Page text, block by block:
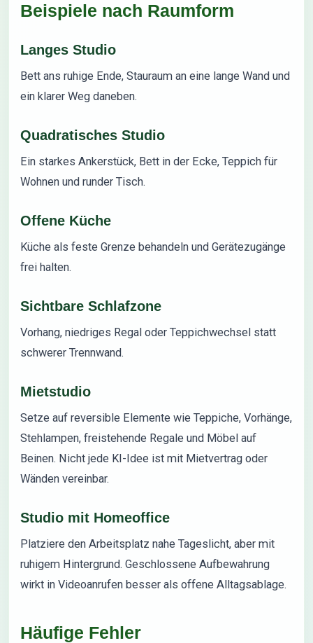
Beispiele nach Raumform
Langes Studio
Bett ans ruhige Ende, Stauraum an eine lange Wand und
ein klarer Weg daneben.
Quadratisches Studio
Ein starkes Ankerstück, Bett in der Ecke, Teppich für
Wohnen und runder Tisch.
Offene Küche
Küche als feste Grenze behandeln und Gerätezugänge
frei halten.
Sichtbare Schlafzone
Vorhang, niedriges Regal oder Teppichwechsel statt
schwerer Trennwand.
Mietstudio
Setze auf reversible Elemente wie Teppiche, Vorhänge,
Stehlampen, freistehende Regale und Möbel auf
Beinen. Nicht jede KI-Idee ist mit Mietvertrag oder
Wänden vereinbar.
Studio mit Homeoffice
Platziere den Arbeitsplatz nahe Tageslicht, aber mit
ruhigem Hintergrund. Geschlossene Aufbewahrung
wirkt in Videoanrufen besser als offene Alltagsablage.
Häufige Fehler